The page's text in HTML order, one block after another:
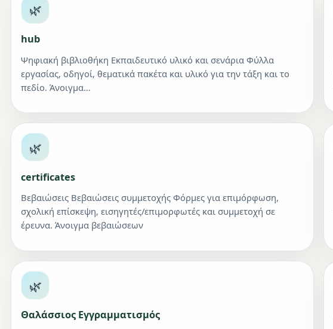
🌿
hub
Ψηφιακή βιβλιοθήκη Εκπαιδευτικό υλικό και σενάρια Φύλλα
εργασίας, οδηγοί, θεματικά πακέτα και υλικό για την τάξη και το
πεδίο. Άνοιγμα…
🌿
certificates
Βεβαιώσεις Βεβαιώσεις συμμετοχής Φόρμες για επιμόρφωση,
σχολική επίσκεψη, εισηγητές/επιμορφωτές και συμμετοχή σε
έρευνα. Άνοιγμα βεβαιώσεων
🌿
Θαλάσσιος Εγγραμματισμός